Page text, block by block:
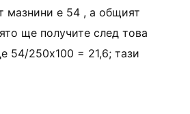
мазнини е 54 , а общият
ще получите след това
54/250x100 = 21,6; тази